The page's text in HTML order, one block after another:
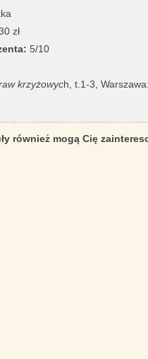
zł
5/10
krzyżowych, t.1-3,
również mogą Cię